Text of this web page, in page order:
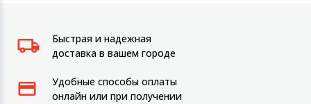
Быстрая и надежная
доставка в вашем городе
Удобные способы оплаты
онлайн или при получении